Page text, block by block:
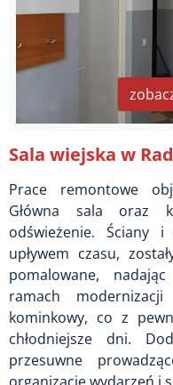
Sala wiejska w
Prace remontowe
Główna sala oraz
odświeżenie. Ściany
upływem czasu,
pomalowane,
ramach
kominkowy, co z
chłodniejsze dni.
przesuwne